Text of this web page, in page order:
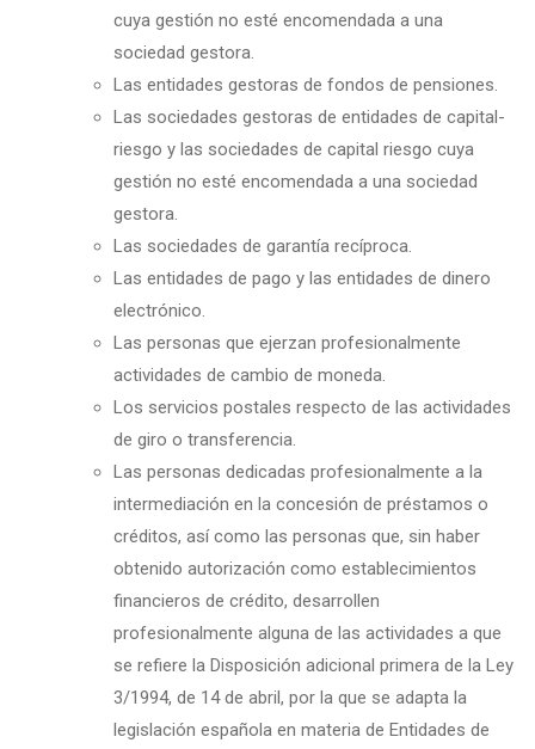
cuya gestión no esté encomendada a una
sociedad gestora.
Las entidades gestoras de fondos de pensiones.
Las sociedades gestoras de entidades de capital-
riesgo y las sociedades de capital riesgo cuya
gestión no esté encomendada a una sociedad
gestora.
Las sociedades de garantía recíproca.
Las entidades de pago y las entidades de dinero
electrónico.
Las personas que ejerzan profesionalmente
actividades de cambio de moneda.
Los servicios postales respecto de las actividades
de giro o transferencia.
Las personas dedicadas profesionalmente a la
intermediación en la concesión de préstamos o
créditos, así como las personas que, sin haber
obtenido autorización como establecimientos
financieros de crédito, desarrollen
profesionalmente alguna de las actividades a que
se refiere la Disposición adicional primera de la Ley
3/1994, de 14 de abril, por la que se adapta la
legislación española en materia de Entidades de